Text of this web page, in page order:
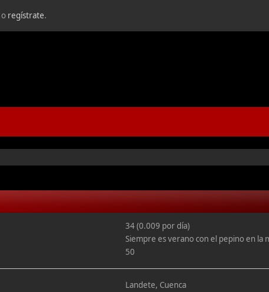
o regístrate.
34 (0.009 por día)
Siempre es verano con el pepino en la
50
Landete, Cuenca